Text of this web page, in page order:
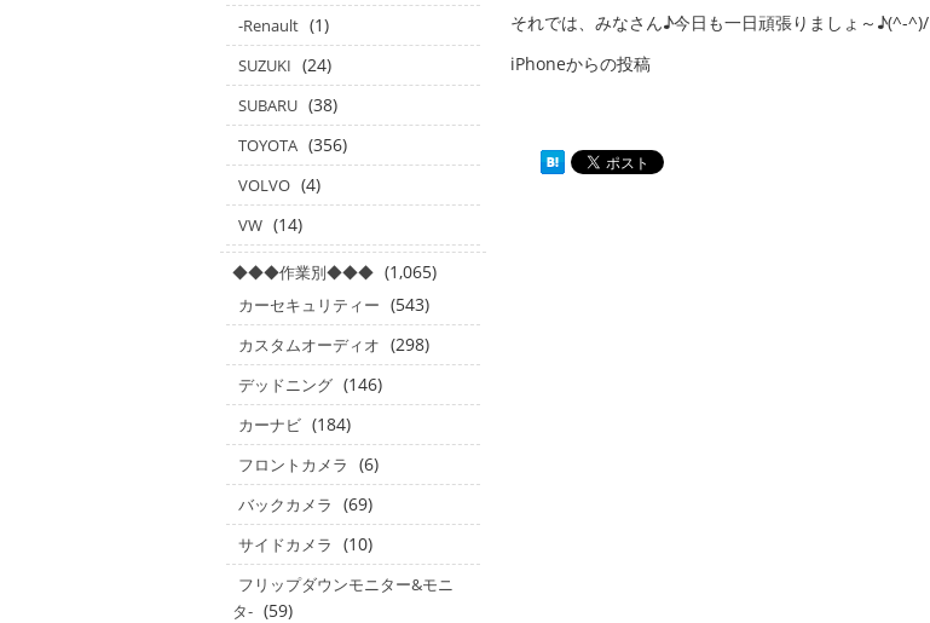
それでは、みなさん♪今日も一日頑張りましょ～♪(^-^)/
iPhoneからの投稿
-Renault (1)
SUZUKI (24)
SUBARU (38)
TOYOTA (356)
VOLVO (4)
VW (14)
◆◆◆作業別◆◆◆ (1,065)
カーセキュリティー (543)
カスタムオーディオ (298)
デッドニング (146)
カーナビ (184)
フロントカメラ (6)
バックカメラ (69)
サイドカメラ (10)
フリップダウンモニター&モニ
タ‐ (59)